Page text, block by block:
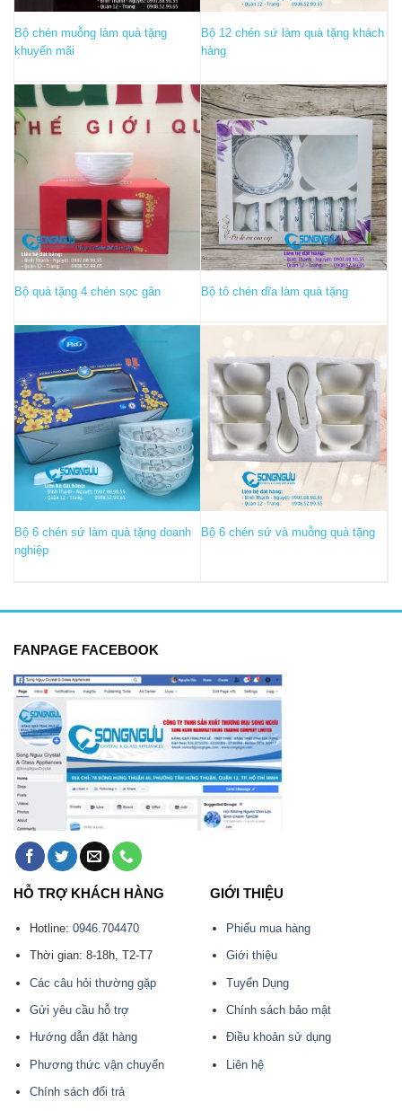
Bộ chén muỗng làm quà tặng
khuyến mãi
Bộ 12 chén sứ làm quà tặng khách
hàng
Bộ quà tặng 4 chén sọc gân Bộ tô chén dĩa làm quà tặng
Bộ 6 chén sứ làm quà tặng doanh
nghiệp
Bộ 6 chén sứ và muỗng quà tặng
FANPAGE FACEBOOK
HỖ TRỢ KHÁCH HÀNG
Hotline: 0946.704470
Thời gian: 8-18h, T2-T7
Các câu hỏi thường gặp
Gửi yêu cầu hỗ trợ
Hướng dẫn đặt hàng
Phương thức vận chuyển
Chính sách đổi trả
GIỚI THIỆU
Phiếu mua hàng
Giới thiệu
Tuyển Dụng
Chính sách bảo mật
Điều khoản sử dụng
Liên hệ